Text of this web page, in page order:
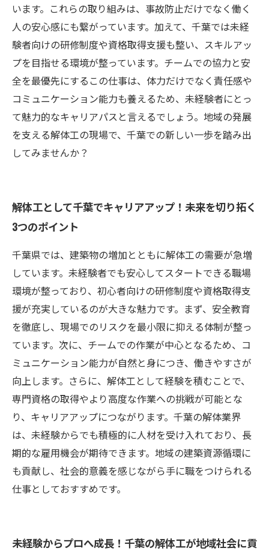
います。これらの取り組みは、事故防止だけでなく働く
人の安心感にも繋がっています。加えて、千葉では未経
験者向けの研修制度や資格取得支援も整い、スキルアッ
プを目指せる環境が整っています。チームでの協力と安
全を最優先にするこの仕事は、体力だけでなく責任感や
コミュニケーション能力も養えるため、未経験者にとっ
て魅力的なキャリアパスと言えるでしょう。地域の発展
を支える解体工の現場で、千葉での新しい一歩を踏み出
してみませんか？
解体工として千葉でキャリアアップ！未来を切り拓く
3つのポイント
千葉県では、建築物の増加とともに解体工の需要が急増
しています。未経験者でも安心してスタートできる職場
環境が整っており、初心者向けの研修制度や資格取得支
援が充実しているのが大きな魅力です。まず、安全教育
を徹底し、現場でのリスクを最小限に抑える体制が整っ
ています。次に、チームでの作業が中心となるため、コ
ミュニケーション能力が自然と身につき、働きやすさが
向上します。さらに、解体工として経験を積むことで、
専門資格の取得やより高度な作業への挑戦が可能とな
り、キャリアアップにつながります。千葉の解体業界
は、未経験からでも積極的に人材を受け入れており、長
期的な雇用機会が期待できます。地域の建築資源循環に
も貢献し、社会的意義を感じながら手に職をつけられる
仕事としておすすめです。
未経験からプロへ成長！千葉の解体工が地域社会に貢